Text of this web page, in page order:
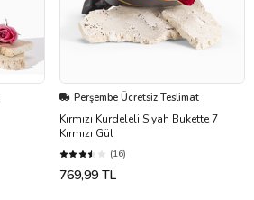
Perşembe Ücretsiz Teslimat
Kırmızı Kurdeleli Siyah Bukette 7
Kırmızı Gül
(16)
769,99 TL